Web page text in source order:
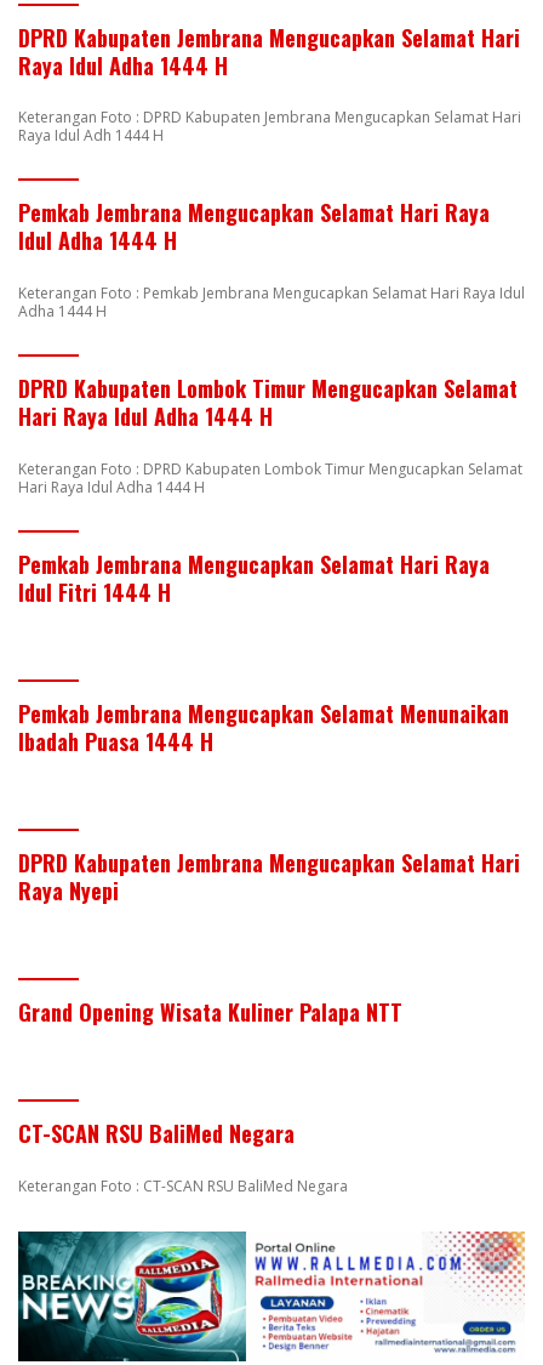
DPRD Kabupaten Jembrana Mengucapkan Selamat Hari
Raya Idul Adha 1444 H
Keterangan Foto : DPRD Kabupaten Jembrana Mengucapkan Selamat Hari
Raya Idul Adh 1444 H
Pemkab Jembrana Mengucapkan Selamat Hari Raya
Idul Adha 1444 H
Keterangan Foto : Pemkab Jembrana Mengucapkan Selamat Hari Raya Idul
Adha 1444 H
DPRD Kabupaten Lombok Timur Mengucapkan Selamat
Hari Raya Idul Adha 1444 H
Keterangan Foto : DPRD Kabupaten Lombok Timur Mengucapkan Selamat
Hari Raya Idul Adha 1444 H
Pemkab Jembrana Mengucapkan Selamat Hari Raya
Idul Fitri 1444 H
Pemkab Jembrana Mengucapkan Selamat Menunaikan
Ibadah Puasa 1444 H
DPRD Kabupaten Jembrana Mengucapkan Selamat Hari
Raya Nyepi
Grand Opening Wisata Kuliner Palapa NTT
CT-SCAN RSU BaliMed Negara
Keterangan Foto : CT-SCAN RSU BaliMed Negara